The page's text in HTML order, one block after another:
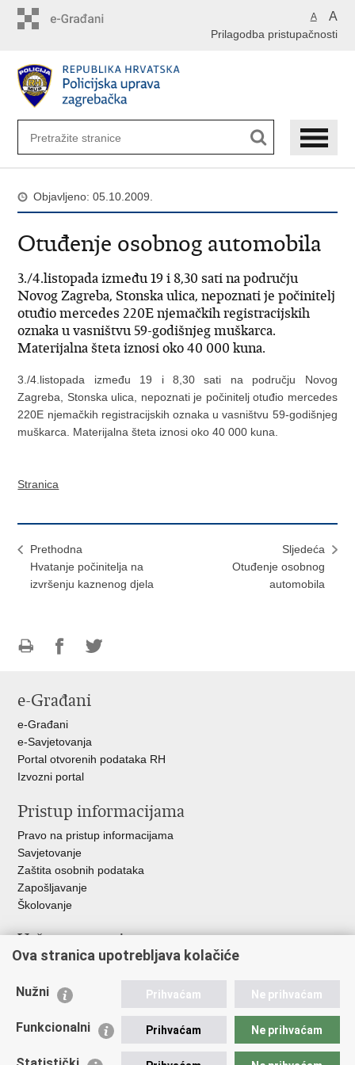
A A
Prilagodba pristupačnosti
Objavljeno: 05.10.2009.
Otuđenje osobnog automobila
3./4.listopada između 19 i 8,30 sati na području
Novog Zagreba, Stonska ulica, nepoznati je počinitelj
otuđio mercedes 220E njemačkih registracijskih
oznaka u vasništvu 59-godišnjeg muškarca.
Materijalna šteta iznosi oko 40 000 kuna.
3./4.listopada između 19 i 8,30 sati na području Novog
Zagreba, Stonska ulica, nepoznati je počinitelj otuđio mercedes
220E njemačkih registracijskih oznaka u vasništvu 59-godišnjeg
muškarca. Materijalna šteta iznosi oko 40 000 kuna.
Stranica
Prethodna
Hvatanje počinitelja na
izvršenju kaznenog djela
Sljedeća
Otuđenje osobnog
automobila
FacebookuTwitteru
e-Građani
e-Građani
e-Savjetovanja
Portal otvorenih podataka RH
Izvozni portal
Pristup informacijama
Pravo na pristup informacijama
Savjetovanje
Zaštita osobnih podataka
Zapošljavanje
Školovanje
Važne poveznice
Ministarstvo unutarnjih poslova
Udruge
Policijska akademija
Ova stranica upotrebljava kolačiće
Nužni Prihvaćam Ne prihvaćam
Funkcionalni Prihvaćam Ne prihvaćam